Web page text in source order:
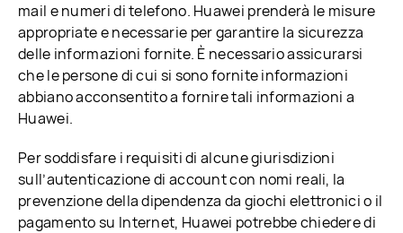
mail e numeri di telefono. Huawei prenderà le misure
appropriate e necessarie per garantire la sicurezza
delle informazioni fornite. È necessario assicurarsi
che le persone di cui si sono fornite informazioni
abbiano acconsentito a fornire tali informazioni a
Huawei.
Per soddisfare i requisiti di alcune giurisdizioni
sull’autenticazione di account con nomi reali, la
prevenzione della dipendenza da giochi elettronici o il
pagamento su Internet, Huawei potrebbe chiedere di